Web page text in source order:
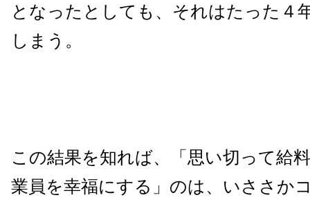
となったとしても、それはたった４
しまう。
この結果を知れば、「思い切って給
業員を幸福にする」のは、いささか